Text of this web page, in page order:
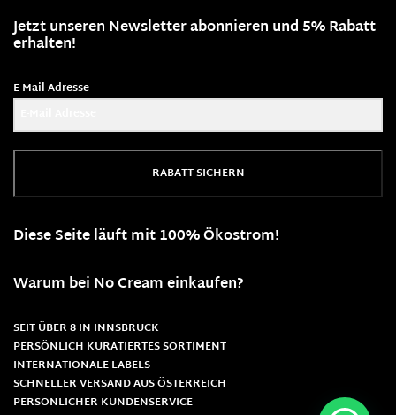
Jetzt unseren Newsletter abonnieren und 5% Rabatt
erhalten!
E-Mail-Adresse
RABATT SICHERN
Diese Seite läuft mit 100% Ökostrom!
Warum bei No Cream einkaufen?
SEIT ÜBER 8 IN INNSBRUCK
PERSÖNLICH KURATIERTES SORTIMENT
INTERNATIONALE LABELS
SCHNELLER VERSAND AUS ÖSTERREICH
PERSÖNLICHER KUNDENSERVICE